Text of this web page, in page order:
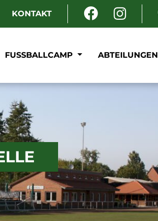
KONTAKT
FUSSBALLCAMP ABTEILUNGEN